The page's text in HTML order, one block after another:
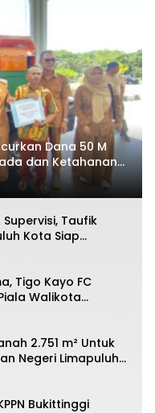
Dana 50 M
dan Ketahanan
50 Kota
Taufik
Kota Siap
Pada Porprov
Tigo Kayo FC
Walikota
2.751 m² Untuk
Negeri Limapuluh
Bukittinggi